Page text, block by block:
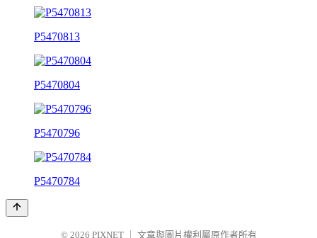
P5470813
P5470804
P5470796
P5470784
© 2026 PIXNET 文章與圖片權利屬原作者所有